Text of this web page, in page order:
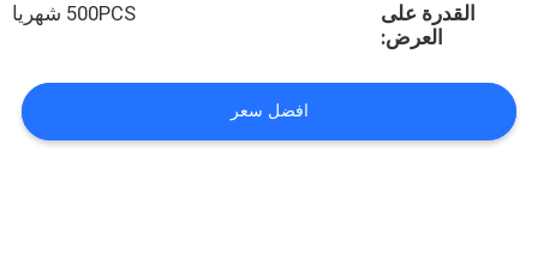
اقتباس
القدرة على
العرض:
500PCS شهريا
افضل سعر